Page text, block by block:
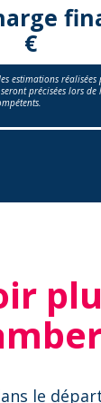
€
estimations
précisées lors
le